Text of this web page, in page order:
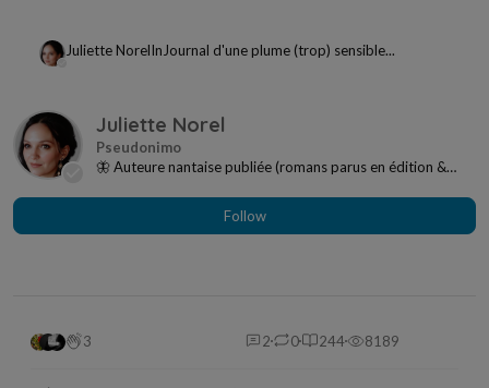
Juliette NorelIn Journal d'une plume (trop) sensible...
Juliette Norel
🦋 Auteure nantaise publiée (romans parus en édition &
Follow
3 2 0 244 8189